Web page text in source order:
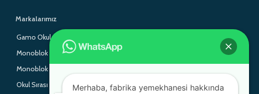
Markalarımız
Gamo Okul Mobilyaları
Monoblok Sandalye
Monoblok Sandalye
Monoblok Sandalye
Okul Sırası
Adem Koç Plastik
Merhaba, fabrika yemekhanesi hakkında